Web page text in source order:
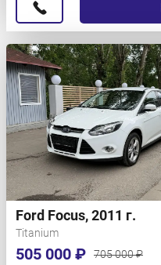
Ford Focus, 2011 г.
Titanium
505 000 ₽
705 000 ₽